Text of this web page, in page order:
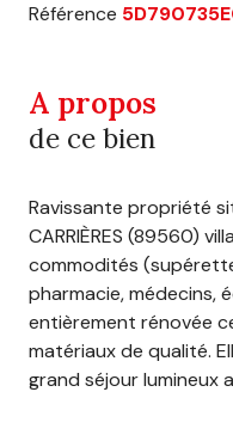
Référence
A propos
de ce bien
Ravissante propriété
CARRIÈRES (89560)
commodités
pharmacie, médecins,
entièrement rénovée
matériaux de qualité.
grand séjour lumineux